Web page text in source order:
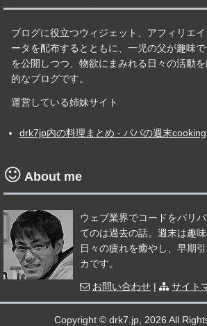
ブログに役立つウィジェット、アフィリエ
ータを配布するとともに、一児の父が趣味
を公開しつつ、物欲にまみれる日々の活動
的なブログです。
運営している姉妹サイト
drk7jp内の料理まとめ - パパの週末cooking
About me
ウェブ業界でコードをバリ
てのは過去の話。週末は趣
日々の疲れを癒やし、早期
カです。
お問い合わせ | サイト
Copyright © drk7.jp, 2026 All